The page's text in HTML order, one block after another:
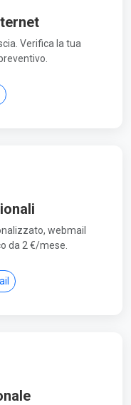
Verifica la tua
webmail
da 2 €/mese.